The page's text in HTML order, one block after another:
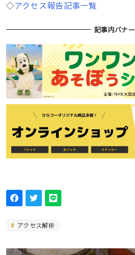
◇アクセス報告記事一覧
記事内バナー
アクセス解析